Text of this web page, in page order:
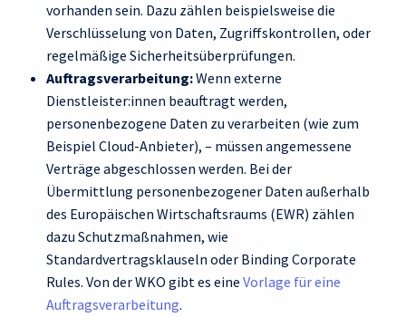
vorhanden sein. Dazu zählen beispielsweise die
Verschlüsselung von Daten, Zugriffskontrollen, oder
regelmäßige Sicherheitsüberprüfungen.
Auftragsverarbeitung:Wenn externe
Dienstleister:innen beauftragt werden,
personenbezogene Daten zu verarbeiten (wie zum
Beispiel Cloud-Anbieter), – müssen angemessene
Verträge abgeschlossen werden. Bei der
Übermittlung personenbezogener Daten außerhalb
des Europäischen Wirtschaftsraums (EWR) zählen
dazu Schutzmaßnahmen, wie
Standardvertragsklauseln oder Binding Corporate
Rules. Von der WKO gibt es eine Vorlage für eine
Auftragsverarbeitung.